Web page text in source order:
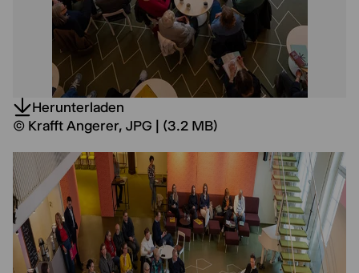
Herunterladen
© Krafft Angerer, JPG | (3.2 MB)